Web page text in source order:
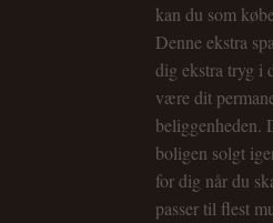
kan du som
Denne ekstra
dig ekstra tryg i
være dit
beliggenheden.
boligen solgt
for dig når du
passer til flest